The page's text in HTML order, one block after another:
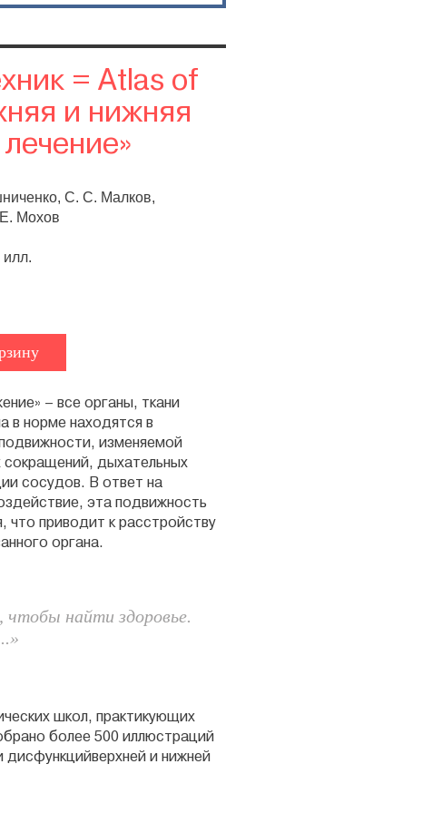
= Atlas of
и нижняя
С. С. Малков,
Мохов
илл.
– все органы, ткани
в норме находятся в
изменяемой
дыхательных
сосудов. В ответ на
эта подвижность
что приводит к расстройству
органа.
найти здоровье.
школ, практикующих
более 500 иллюстраций
дисфункцийверхней и нижней